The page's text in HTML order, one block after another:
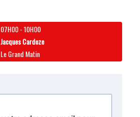
07H00-10H00
Jacques Cardoze
Le Grand Matin